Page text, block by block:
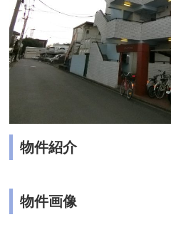
物件紹介
物件画像